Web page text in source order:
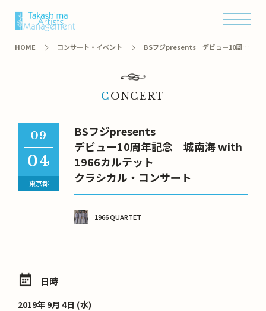
HOME コンサート・イベント
BSフジpresents デビュー10周年
CONCERT
BSフジpresents
デビュー10周年記念 城南海 with
1966カルテット
クラシカル・コンサート
1966 QUARTET
09
04
東京都
日時
2019年 9月 4日 (水)